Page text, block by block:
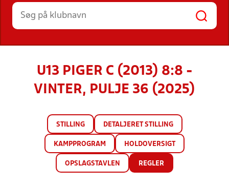
HOLD
U13 PIGER C (2013) 8:8 -
VINTER, PULJE 36 (2025)
STILLING DETALJERET STILLING
KAMPPROGRAM HOLDOVERSIGT
OPSLAGSTAVLEN REGLER